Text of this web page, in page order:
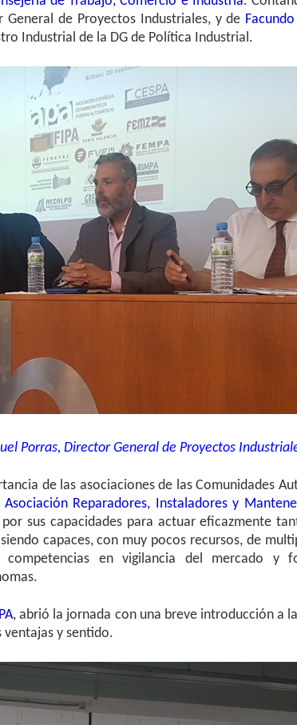
General de Proyectos Industriales, y de
Industrial de la DG de Política Industrial.
Porras, Director General de Proyectos
de las asociaciones de las Comunidades
Asociación Reparadores, Instaladores y
sus capacidades para actuar eficazmente
capaces, con muy pocos recursos, de
en vigilancia del mercado y
, abrió la jornada con una breve introducción a
ventajas y sentido.